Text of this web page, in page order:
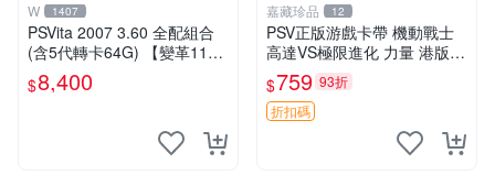
W 1407
PSVita 2007 3.60 全配組合
(含5代轉卡64G) 【變革11】
破解改好 + 水晶殼 + 硬殼包
$8,400
嘉藏珍品 12
PSV正版游戲卡帶 機動戰士
高達VS極限進化 力量 港版中
文 盒裝全新未開封，支持所
有日版，港版或其他地區的P
SV游戲機主機，（除外），
$759 93折
折扣碼